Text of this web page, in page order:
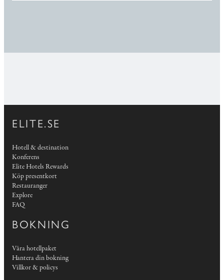
ELITE.SE
Hotell & destination
Konferens
Elite Hotels Rewards
Köp presentkort
Restauranger
Explore
FAQ
BOKNING
Våra hotellpaket
Hantera din bokning
Villkor & policys